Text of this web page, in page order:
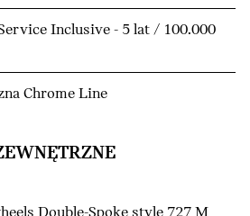
Inclusive - 5 lat / 100.000
Chrome Line